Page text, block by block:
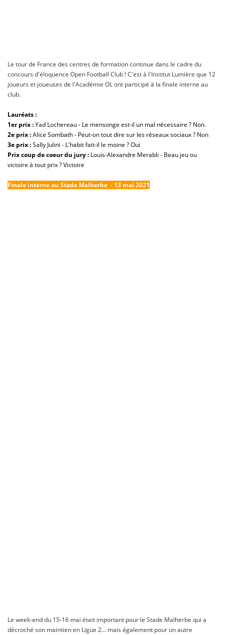
Le tour de France des centres de formation continue dans le cadre du
concours d'éloquence Open Football Club ! C'est à l'Institut Lumière que 12
joueurs et joueuses de l'Académie OL ont participé à la finale interne au
club.
Lauréats :
1er prix :Yad Lochereau - Le mensonge est-il un mal nécessaire ? Non.
2e prix:Alice Sombath - Peut-on tout dire sur les réseaux sociaux ? Non
3e prix :Sally Julini - L'habit fait-il le moine ? Oui
Prix coup de coeur du jury : Louis-Alexandre Merabli - Beau jeu ou
victoire à tout prix ? Victoire
Finale interne au Stade Malherbe - 13 mai 2021
Le week-end du 15-16 mai était important pour le Stade Malherbe qui a
décroché son maintien en Ligue 2... mais également pour un autre